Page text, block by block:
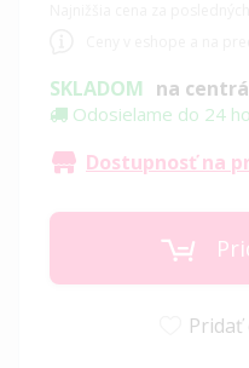
SKLADOM na
Odosielame do 24
Dostupnosť na